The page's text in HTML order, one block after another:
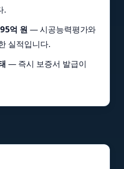
.
억 원 — 시공능력평가와
실적입니다.
— 즉시 보증서 발급이